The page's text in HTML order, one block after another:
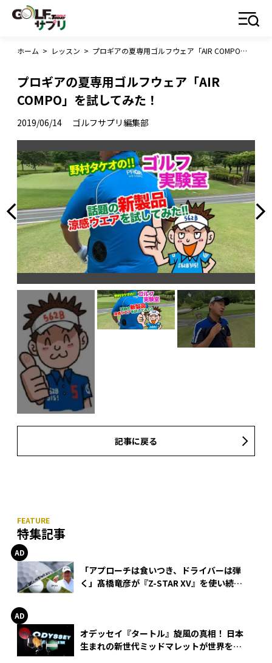
ホーム > レッスン > プロギアの夏専用ゴルフウェア「AIR COMPO」を試してみた！
プロギアの夏専用ゴルフウェア「AIR
COMPO」を試してみた！
2019/06/14 ゴルフサプリ編集部
記事に戻る
特集記事
「アプローチは食いつき、ドライバーは弾
く」髙橋竜彦が『Z-STAR XV』を使い続け
オデッセイ『タートル』旋風の真相！ 日本
生まれの新世代ミッドマレットが世界を席